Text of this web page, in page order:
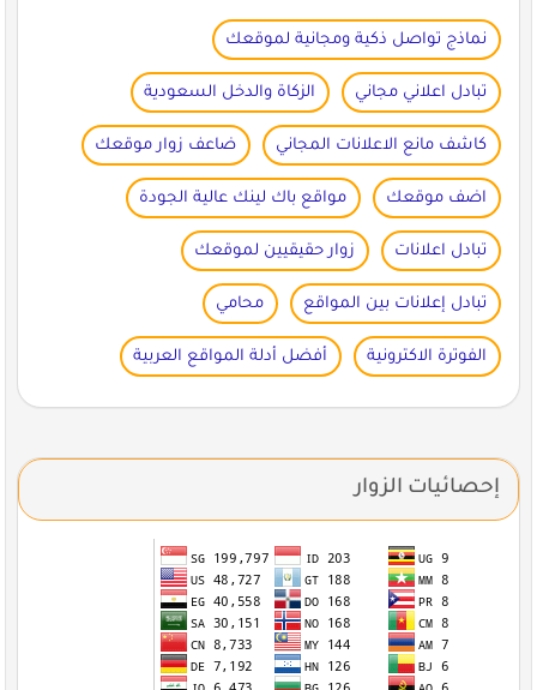
نماذج تواصل ذكية ومجانية لموقعك
تبادل اعلاني مجاني الزكاة والدخل السعودية
كاشف مانع الاعلانات المجاني ضاعف زوار موقعك
اضف موقعك مواقع باك لينك عالية الجودة
تبادل اعلانات زوار حقيقيين لموقعك
تبادل إعلانات بين المواقع محامي
الفوترة الاكترونية أفضل أدلة المواقع العربية
إحصائيات الزوار